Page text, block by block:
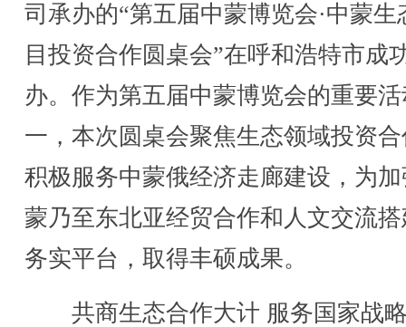
司承办的“第五届中蒙博览会·中蒙生
目投资合作圆桌会”在呼和浩特市成
办。作为第五届中蒙博览会的重要
一，本次圆桌会聚焦生态领域投资
积极服务中蒙俄经济走廊建设，为
蒙乃至东北亚经贸合作和人文交流
务实平台，取得丰硕成果。
共商生态合作大计 服务国家战